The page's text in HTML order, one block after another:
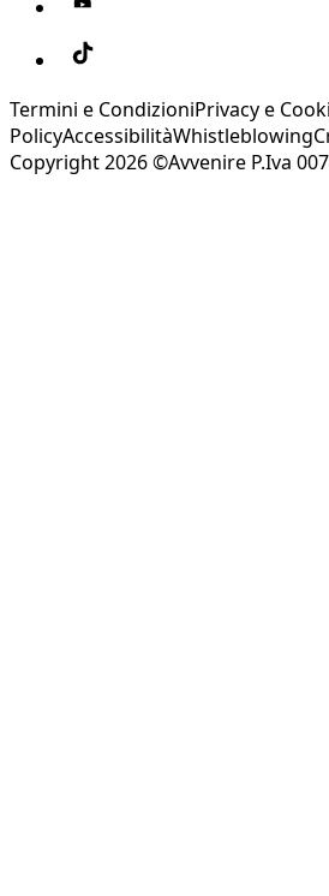
Termini e CondizioniPrivacy e
PolicyAccessibilitàWhistleblowing
Copyright 2026 ©Avvenire P.Iva